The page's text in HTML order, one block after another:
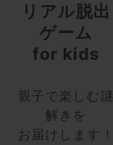
リアル脱出
ゲーム
for kids
親子で楽しむ謎
解きを
お届けします！